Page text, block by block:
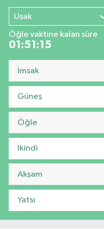
Uşak
Öğle vaktine kalan süre
01:51:14
İmsak
Güneş
Öğle
İkindi
Akşam
Yatsı